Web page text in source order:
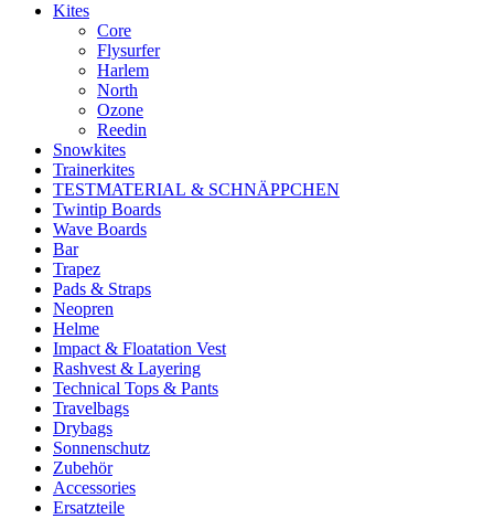
Kites
Core
Flysurfer
Harlem
North
Ozone
Reedin
Snowkites
Trainerkites
TESTMATERIAL & SCHNÄPPCHEN
Twintip Boards
Wave Boards
Bar
Trapez
Pads & Straps
Neopren
Helme
Impact & Floatation Vest
Rashvest & Layering
Technical Tops & Pants
Travelbags
Drybags
Sonnenschutz
Zubehör
Accessories
Ersatzteile